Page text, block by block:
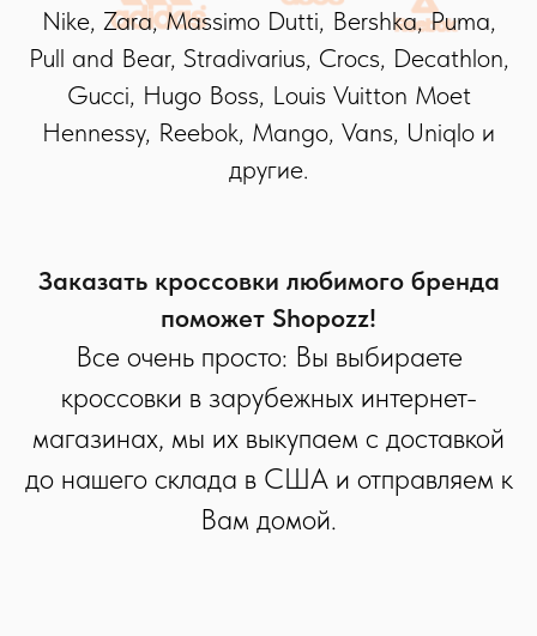
Nike, Zara, Massimo Dutti, Bershka, Puma,
Pull and Bear, Stradivarius, Crocs, Decathlon,
Gucci, Hugo Boss, Louis Vuitton Moet
Hennessy, Reebok, Mango, Vans, Uniqlo и
другие.
Заказать кроссовки любимого бренда
поможет Shopozz!
Все очень просто: Вы выбираете
кроссовки в зарубежных интернет-
магазинах, мы их выкупаем с доставкой
до нашего склада в США и отправляем к
Вам домой.